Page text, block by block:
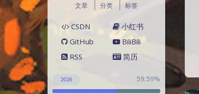
文章 分类 标签
CSDN
小红书
GitHub
BiliBili
RSS
简历
2026
59.59%
59.5872853%